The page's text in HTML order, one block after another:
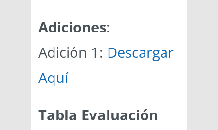
Adiciones:
Adición 1: Descargar
Aquí
Tabla Evaluación